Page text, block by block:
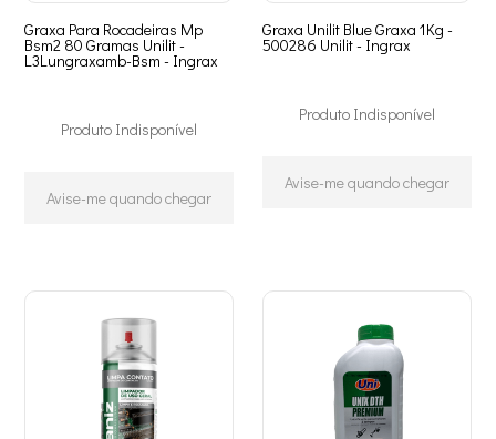
Graxa Para Rocadeiras Mp
Bsm2 80 Gramas Unilit -
L3Lungraxamb-Bsm - Ingrax
Produto Indisponível
Avise-me quando chegar
Graxa Unilit Blue Graxa 1Kg -
500286 Unilit - Ingrax
Produto Indisponível
Avise-me quando chegar